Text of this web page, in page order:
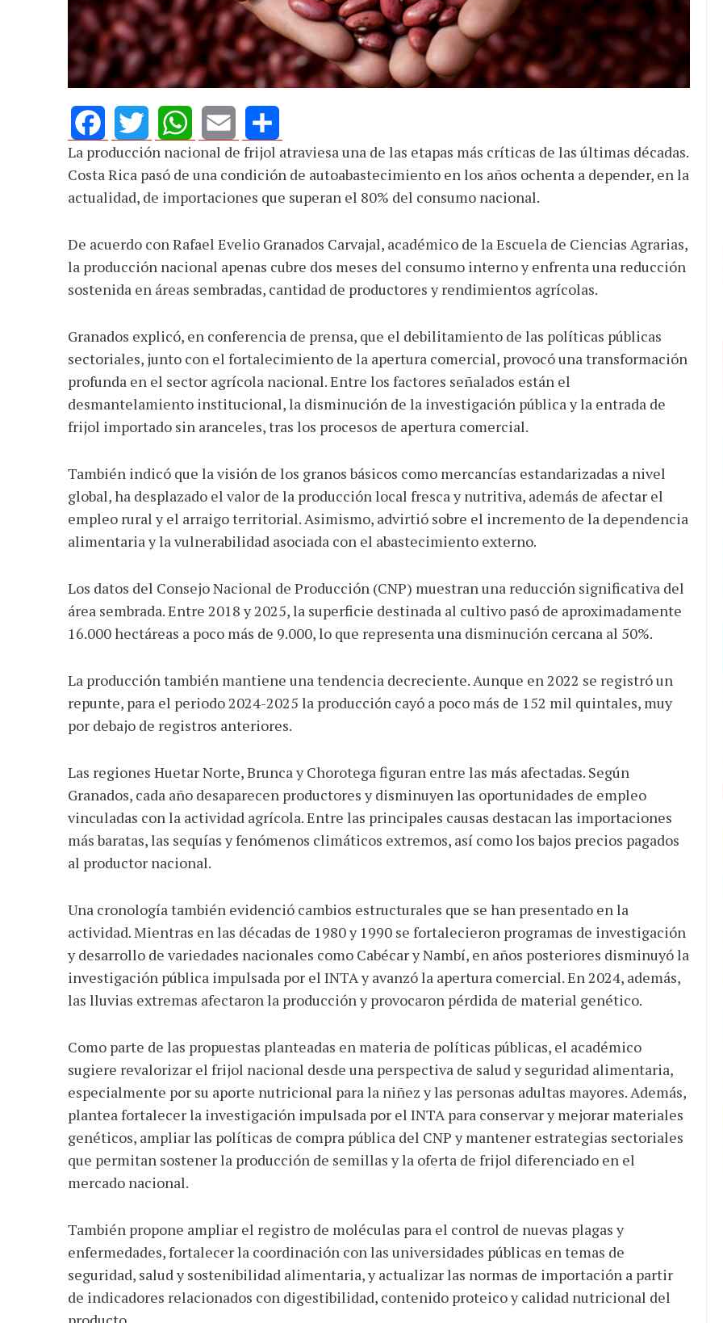
FacebookTwitterWhatsApp
Email Share
La producción nacional de frijol atraviesa una de las etapas más críticas de las últimas décadas.
Costa Rica pasó de una condición de autoabastecimiento en los años ochenta a depender, en la
actualidad, de importaciones que superan el 80% del consumo nacional.
De acuerdo con Rafael Evelio Granados Carvajal, académico de la Escuela de Ciencias Agrarias,
la producción nacional apenas cubre dos meses del consumo interno y enfrenta una reducción
sostenida en áreas sembradas, cantidad de productores y rendimientos agrícolas.
Granados explicó, en conferencia de prensa, que el debilitamiento de las políticas públicas
sectoriales, junto con el fortalecimiento de la apertura comercial, provocó una transformación
profunda en el sector agrícola nacional. Entre los factores señalados están el
desmantelamiento institucional, la disminución de la investigación pública y la entrada de
frijol importado sin aranceles, tras los procesos de apertura comercial.
También indicó que la visión de los granos básicos como mercancías estandarizadas a nivel
global, ha desplazado el valor de la producción local fresca y nutritiva, además de afectar el
empleo rural y el arraigo territorial. Asimismo, advirtió sobre el incremento de la dependencia
alimentaria y la vulnerabilidad asociada con el abastecimiento externo.
Los datos del Consejo Nacional de Producción (CNP) muestran una reducción significativa del
área sembrada. Entre 2018 y 2025, la superficie destinada al cultivo pasó de aproximadamente
16.000 hectáreas a poco más de 9.000, lo que representa una disminución cercana al 50%.
La producción también mantiene una tendencia decreciente. Aunque en 2022 se registró un
repunte, para el periodo 2024-2025 la producción cayó a poco más de 152 mil quintales, muy
por debajo de registros anteriores.
Las regiones Huetar Norte, Brunca y Chorotega figuran entre las más afectadas. Según
Granados, cada año desaparecen productores y disminuyen las oportunidades de empleo
vinculadas con la actividad agrícola. Entre las principales causas destacan las importaciones
más baratas, las sequías y fenómenos climáticos extremos, así como los bajos precios pagados
al productor nacional.
Una cronología también evidenció cambios estructurales que se han presentado en la
actividad. Mientras en las décadas de 1980 y 1990 se fortalecieron programas de investigación
y desarrollo de variedades nacionales como Cabécar y Nambí, en años posteriores disminuyó la
investigación pública impulsada por el INTA y avanzó la apertura comercial. En 2024, además,
las lluvias extremas afectaron la producción y provocaron pérdida de material genético.
Como parte de las propuestas planteadas en materia de políticas públicas, el académico
sugiere revalorizar el frijol nacional desde una perspectiva de salud y seguridad alimentaria,
especialmente por su aporte nutricional para la niñez y las personas adultas mayores. Además,
plantea fortalecer la investigación impulsada por el INTA para conservar y mejorar materiales
genéticos, ampliar las políticas de compra pública del CNP y mantener estrategias sectoriales
que permitan sostener la producción de semillas y la oferta de frijol diferenciado en el
mercado nacional.
También propone ampliar el registro de moléculas para el control de nuevas plagas y
enfermedades, fortalecer la coordinación con las universidades públicas en temas de
seguridad, salud y sostenibilidad alimentaria, y actualizar las normas de importación a partir
de indicadores relacionados con digestibilidad, contenido proteico y calidad nutricional del
AGOSTO 05, 2026
Consejo Universitario llama a
defender la democracia
JULIO 24, 2026
Rechazo al reparto desigual
de ganancias es mayor
JULIO 24, 2026
Académico destaca en top 10
de LinkedIn en educación